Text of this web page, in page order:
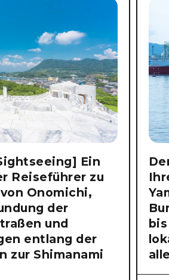
Ein
Reiseführer zu
Onomichi,
der
und
entlang der
zur Shimanami